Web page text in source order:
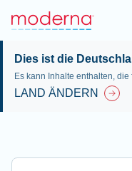
Dies ist die
Es kann Inhalte enthalten,
LAND ÄNDERN
Bitte geben Sie hier